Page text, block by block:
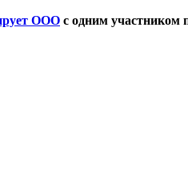
ООО с одним участником